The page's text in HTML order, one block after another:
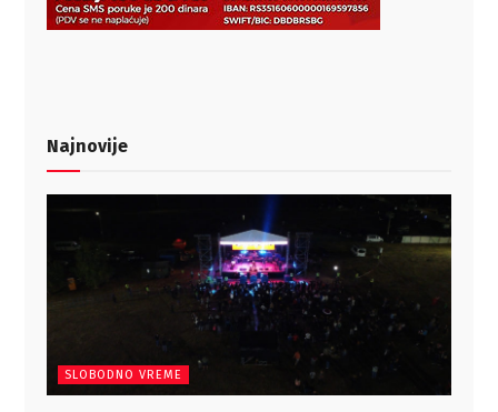
Najnovije
SLOBODNO VREME